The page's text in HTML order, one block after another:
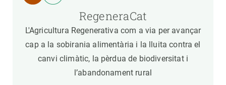
RegeneraCat
L'Agricultura Regenerativa com a via per avançar
cap a la sobirania alimentària i la lluita contra el
canvi climàtic, la pèrdua de biodiversitat i
l’abandonament rural